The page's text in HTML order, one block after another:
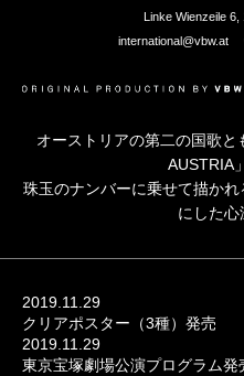
Linke Wienzeile 6,
international@vbw.at
オーストリアの第二の国歌
AUSTRIA
珠玉のナンバーに乗せて描か
にした心
2019.11.29
クリアポスター（3種）発売
2019.11.29
東京宝塚劇場公演プログラム発